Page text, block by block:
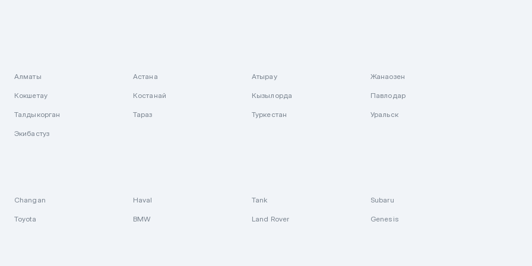
Алматы Астана Атырау Жанаозен
Кокшетау Костанай Кызылорда Павлодар
Талдыкорган Тараз Туркестан Уральск
Экибастуз
Changan Haval Tank Subaru
Toyota BMW Land Rover Genesis